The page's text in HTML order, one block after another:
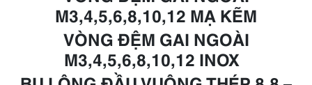
M3,4,5,6,8,10,12 MẠ KẼM
VÒNG ĐỆM GAI NGOÀI
M3,4,5,6,8,10,12 INOX